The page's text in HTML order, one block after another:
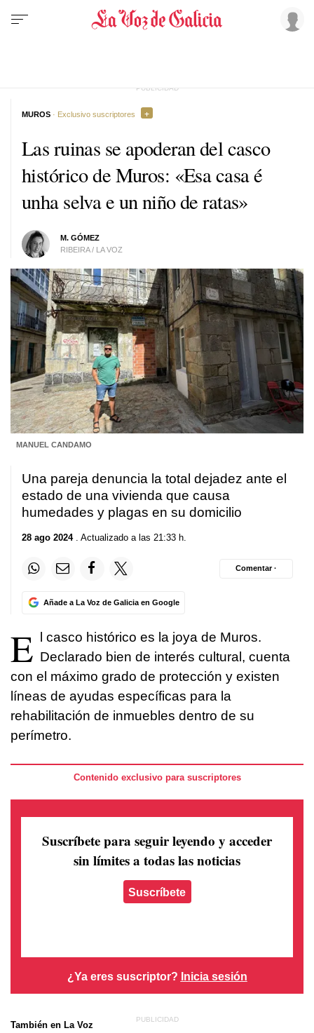
Las ruinas se apoderan del casco
histórico de Muros: «Esa casa é
unha selva e un niño de ratas»
M. GÓMEZ
RIBEIRA / LA VOZ
MUROS · Exclusivo suscriptores
MANUEL CANDAMO
Una pareja denuncia la total dejadez ante el
estado de una vivienda que causa
humedades y plagas en su domicilio
28 ago 2024. Actualizado a las 21:33 h.
Añade a La Voz de Galicia en Google
Comentar ·
E l casco histórico es la joya de Muros.
Declarado bien de interés cultural, cuenta
con el máximo grado de protección y existen
líneas de ayudas específicas para la
rehabilitación de inmuebles dentro de su
perímetro.
Contenido exclusivo para suscriptores
Suscríbete para seguir leyendo y acceder
sin límites a todas las noticias
Suscríbete
¿Ya eres suscriptor? Inicia sesión
También en La Voz